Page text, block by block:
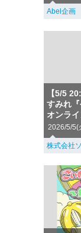
Abel企画
【5/5
すみれ
オンラ
2026/5/5(
株式会社